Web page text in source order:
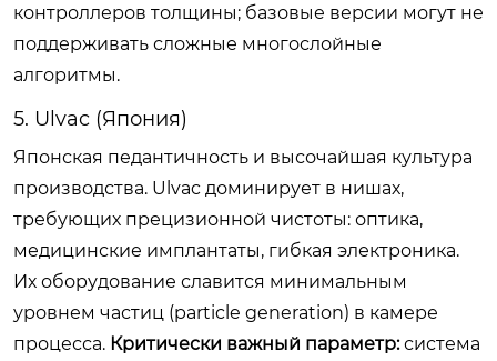
контроллеров толщины; базовые версии могут не
поддерживать сложные многослойные
алгоритмы.
5. Ulvac (Япония)
Японская педантичность и высочайшая культура
производства. Ulvac доминирует в нишах,
требующих прецизионной чистоты: оптика,
медицинские имплантаты, гибкая электроника.
Их оборудование славится минимальным
уровнем частиц (particle generation) в камере
процесса. Критически важный параметр:система